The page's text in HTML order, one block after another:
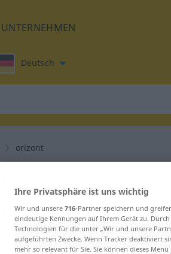
UNTERNEHMEN
Deutsch
orizont
für "orizont"
Ihre Privatsphäre ist uns wichtig
Wir und unsere 716-Partner speichern und
eindeutige Kennungen auf Ihrem Gerät zu.
Technologien für die unter „Wir und unsere
aufgeführten Zwecke. Wenn Tracker deaktiviert
mehr so relevant für Sie. Sie können dieses